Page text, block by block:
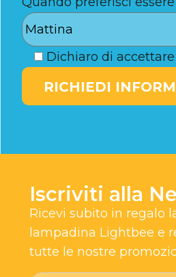
Dichiaro di accettare
Iscriviti alla
Ricevi subito in regalo
lampadina Lightbee e
tutte le nostre